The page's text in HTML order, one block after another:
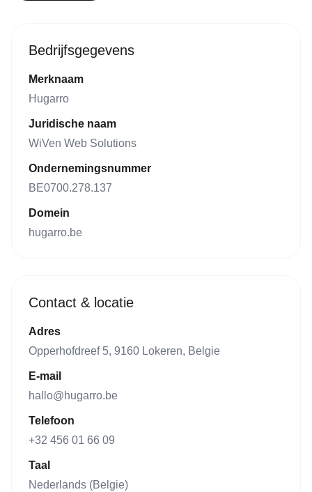
Bedrijfsgegevens
Merknaam
Hugarro
Juridische naam
WiVen Web Solutions
Ondernemingsnummer
BE0700.278.137
Domein
hugarro.be
Contact & locatie
Adres
Opperhofdreef 5, 9160 Lokeren, Belgie
E-mail
hallo@hugarro.be
Telefoon
+32 456 01 66 09
Taal
Nederlands (Belgie)